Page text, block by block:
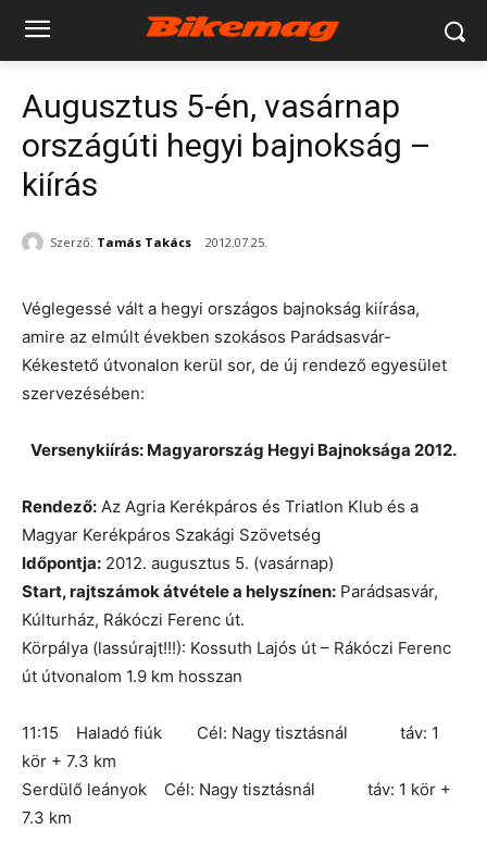
Augusztus 5-én, vasárnap
országúti hegyi bajnokság –
kiírás
Szerző: Tamás Takács 2012.07.25.
Véglegessé vált a hegyi országos bajnokság kiírása,
amire az elmúlt években szokásos Parádsasvár-
Kékestető útvonalon kerül sor, de új rendező egyesület
szervezésében:
Versenykiírás: Magyarország Hegyi Bajnoksága 2012.
Rendező: Az Agria Kerékpáros és Triatlon Klub és a
Magyar Kerékpáros Szakági Szövetség
Időpontja: 2012. augusztus 5. (vasárnap)
Start, rajtszámok átvétele a helyszínen: Parádsasvár,
Kúlturház, Rákóczi Ferenc út.
Körpálya (lassúrajt!!!): Kossuth Lajós út – Rákóczi Ferenc
út útvonalom 1.9 km hosszan
11:15 Haladó fiúk Cél: Nagy tisztásnál táv: 1
kör + 7.3 km
Serdülő leányok Cél: Nagy tisztásnál táv: 1 kör +
7.3 km